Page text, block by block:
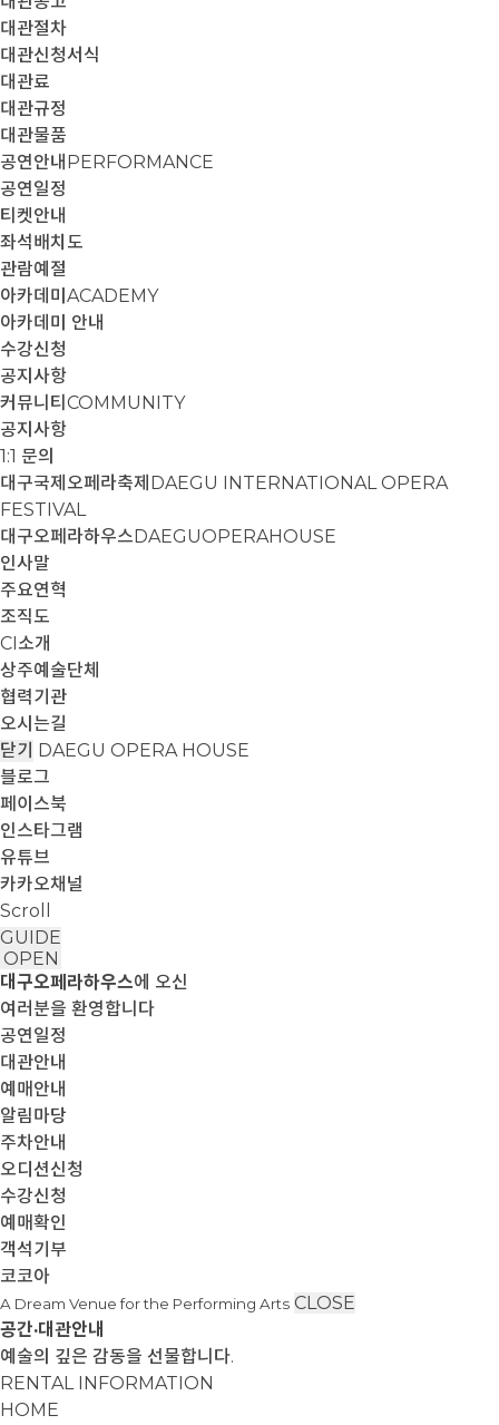
대관절차
대관신청서식
대관료
대관규정
대관물품
공연안내 PERFORMANCE
공연일정
티켓안내
좌석배치도
관람예절
아카데미 ACADEMY
아카데미 안내
수강신청
공지사항
커뮤니티 COMMUNITY
공지사항
1:1 문의
대구국제오페라축제 DAEGU INTERNATIONAL OPERA
FESTIVAL
대구오페라하우스DAEGUOPERAHOUSE
인사말
주요연혁
조직도
CI소개
상주예술단체
협력기관
오시는길
닫기 DAEGU OPERA HOUSE
블로그
페이스북
인스타그램
유튜브
카카오채널
Scroll
GUIDE
OPEN
대구오페라하우스에 오신
여러분을 환영합니다
공연일정
대관안내
예매안내
알림마당
주차안내
오디션신청
수강신청
예매확인
객석기부
코코아
A Dream Venue for the Performing Arts CLOSE
공간·대관안내
예술의 깊은 감동을 선물합니다.
RENTAL INFORMATION
HOME